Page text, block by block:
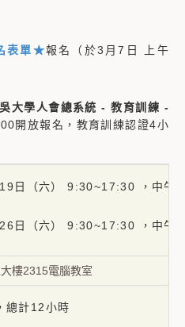
表單★報名（於3月7日 上午
大學人會總系統 - 教育訓練 -
開放報名，教育訓練認證4小
日（六） 9:30~17:30 ，中午
日（六） 9:30~17:30 ，中午
樓2315電腦教室
總計12小時